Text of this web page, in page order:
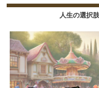
人生の選択